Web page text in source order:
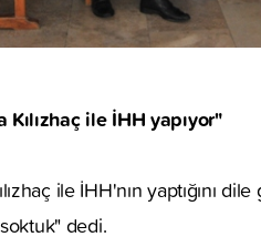
ile İHH yapıyor"
ile İHH'nın yaptığını
dedi.